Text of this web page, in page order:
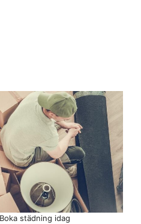
städning idag